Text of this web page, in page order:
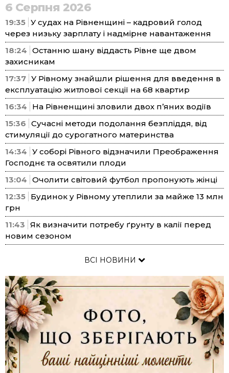
6 Серпня 2026
19:35 У судах на Рівненщині – кадровий голод
через низьку зарплату і надмірне навантаження
18:24 Останню шану віддасть Рівне ще двом
захисникам
17:37 У Рівному знайшли рішення для введення в
експлуатацію житлової секції на 68 квартир
16:34
На Рівненщині зловили двох п’яних водіїв
15:36 Сучасні методи подолання безпліддя, від
стимуляції до сурогатного материнства
14:34 У соборі Рівного відзначили Преображення
Господнє та освятили плоди
13:04 Очолити світовий футбол пропонують жінці
12:35 Будинок у Рівному утеплили за майже 13 млн
грн
11:43 Як визначити потребу ґрунту в калії перед
новим сезоном
ВСІ НОВИНИ